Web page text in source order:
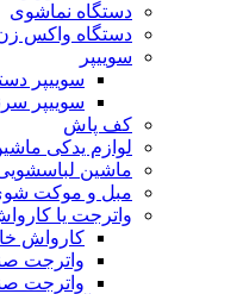
دستگاه نماشوی
دستگاه واکس
سوییپر
سوییپر
سوییپر
کف پاش
لوازم یدکی
ماشین
مبل و موکت
واترجت یا
کارواش
واترجت
واترجت